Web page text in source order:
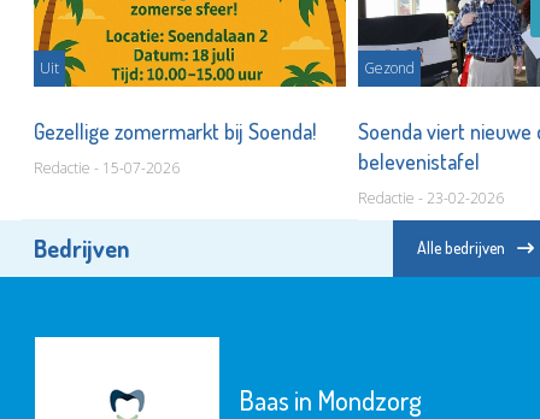
Uit
Gezellige zomermarkt bij Soenda!
Redactie - 15-07-2026
Gezond
Soenda viert
belevenistafel
Redactie - 23-02-2026
Bedrijven Alle bedrijven
Baas in Mondzorg